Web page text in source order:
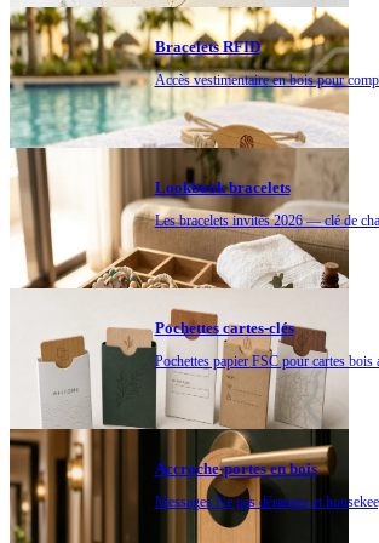
Bracelets RFID
Accès vestimentaire en bois pour
Lookbook bracelets
Les bracelets invités 2026 — clé de
Pochettes cartes-clés
Pochettes papier FSC pour cartes
Accroche-portes en bois
Messages Ne pas déranger et